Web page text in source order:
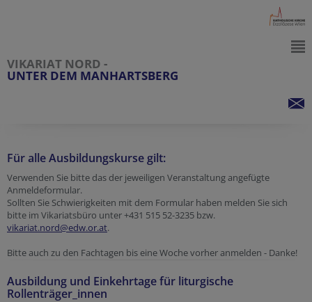
VIKARIAT NORD -
UNTER DEM MANHARTSBERG
Für alle Ausbildungskurse gilt:
Verwenden Sie bitte das der jeweiligen Veranstaltung angefügte
Anmeldeformular.
Sollten Sie Schwierigkeiten mit dem Formular haben melden Sie sich
bitte im Vikariatsbüro unter +431 515 52-3235 bzw.
vikariat.nord@edw.or.at.
Bitte auch zu den Fachtagen bis eine Woche vorher anmelden - Danke!
Ausbildung und Einkehrtage für liturgische
Rollenträger_innen